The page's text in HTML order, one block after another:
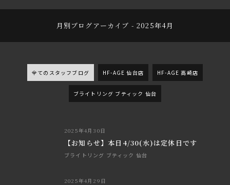
月別ブログアーカイブ - 2025年4月
全てのスタッフブログ HF-AGE 仙台店 HF-AGE 高崎店
ブライトリング ブティック 仙台
2025年4月30日
【お知らせ】本日4/30(水)は定休日です
ブライトリング ブティック 仙台
2025年4月29日